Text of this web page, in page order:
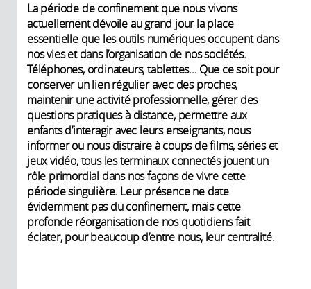
La période de confinement que nous vivons
actuellement dévoile au grand jour la place
essentielle que les outils numériques occupent dans
nos vies et dans l’organisation de nos sociétés.
Téléphones, ordinateurs, tablettes… Que ce soit pour
conserver un lien régulier avec des proches,
maintenir une activité professionnelle, gérer des
questions pratiques à distance, permettre aux
enfants d’interagir avec leurs enseignants, nous
informer ou nous distraire à coups de films, séries et
jeux vidéo, tous les terminaux connectés jouent un
rôle primordial dans nos façons de vivre cette
période singulière. Leur présence ne date
évidemment pas du confinement, mais cette
profonde réorganisation de nos quotidiens fait
éclater, pour beaucoup d’entre nous, leur centralité.